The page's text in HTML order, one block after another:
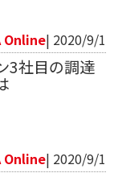
Online| 2020/9/1
3社目の調達
Online| 2020/9/1